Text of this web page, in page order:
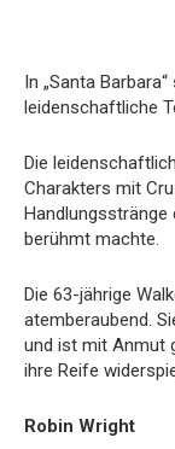
In „Santa
leidenschaftliche
Die
Charakters mit
Handlungsstränge
berühmt machte.
Die 63-jährige
atemberaubend.
und ist mit Anmut
ihre Reife
Robin Wright